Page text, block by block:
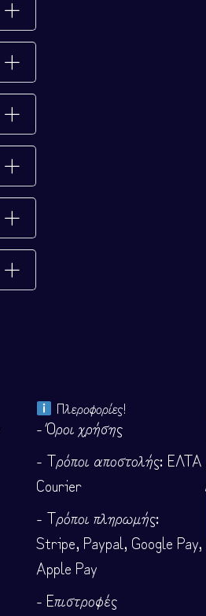
Πλεροφορίες!
- Όροι χρήσης
- Τρόποι αποστολής: ΕΛΤΑ
Courier
- Τρόποι πληρωμής:
Stripe, Paypal, Google Pay,
Apple Pay
- Επιστροφές